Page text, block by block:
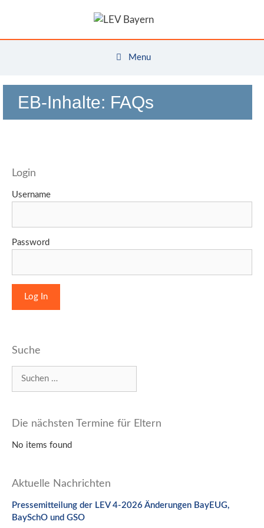
Menu
EB-Inhalte: FAQs
Login
Username
Password
Suche
Die nächsten Termine für Eltern
No items found
Aktuelle Nachrichten
Pressemitteilung der LEV 4-2026 Änderungen BayEUG,
BaySchO und GSO